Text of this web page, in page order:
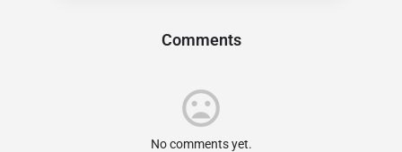
Comments
No comments yet.